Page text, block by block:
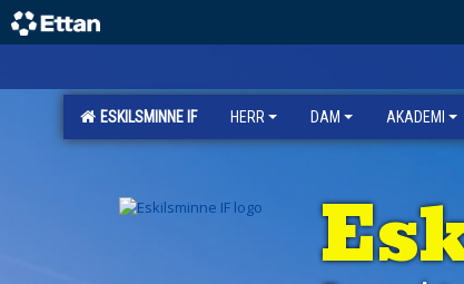
ESKILSMINNE IF HERR DAM AKADEMI